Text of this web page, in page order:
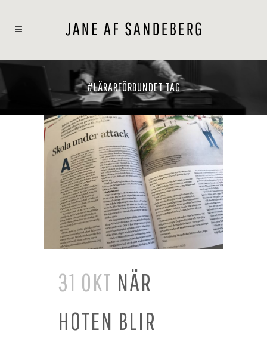
#LÄRARFÖRBUNDET TAG
31 OKT NÄR
HOTEN BLIR